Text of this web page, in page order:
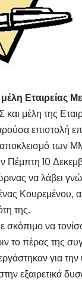
και μέλη της
επιστολή
των
10
να λάβει
Κουρεμένου,
της.
σκόπιμο να
το πέρας της
για
εξαιρετικά